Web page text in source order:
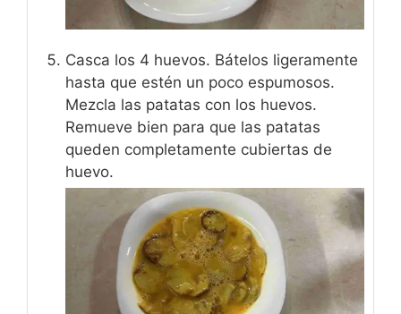
Casca los 4 huevos. Bátelos ligeramente
hasta que estén un poco espumosos.
Mezcla las patatas con los huevos.
Remueve bien para que las patatas
queden completamente cubiertas de
huevo.